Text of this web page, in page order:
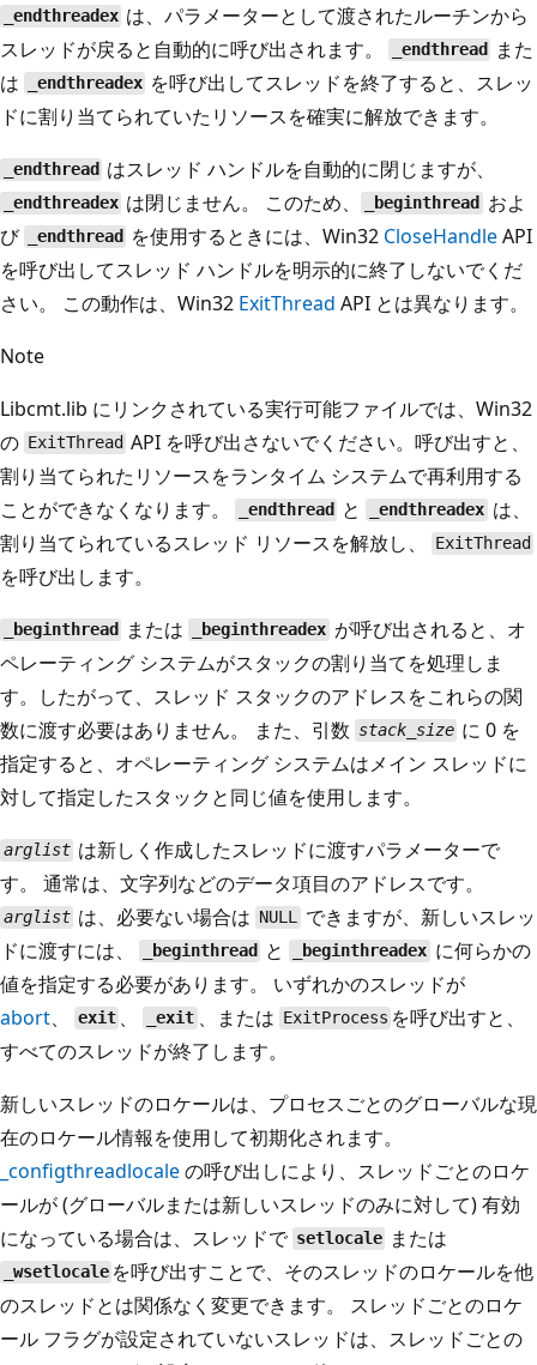
_endthreadex は、パラメーターとして渡されたルーチンから
スレッドが戻ると自動的に呼び出されます。
_endthread
また
は
_endthreadex を呼び出してスレッドを終了すると、スレッ
ドに割り当てられていたリソースを確実に解放できます。
_endthread はスレッド ハンドルを自動的に閉じますが、
_endthreadex は閉じません。 このため、 _beginthread
およ
び
_endthread を使用するときには、Win32 CloseHandleAPI
を呼び出してスレッド ハンドルを明示的に終了しないでくだ
さい。 この動作は、Win32 ExitThread API とは異なります。
Note
Libcmt.lib にリンクされている実行可能ファイルでは、Win32
の ExitThread API を呼び出さないでください。呼び出すと、
割り当てられたリソースをランタイム システムで再利用する
ことができなくなります。
_endthread と _endthreadex は、
割り当てられているスレッド リソースを解放し、
ExitThread
を呼び出します。
_beginthread または _beginthreadex が呼び出されると、オ
ペレーティング システムがスタックの割り当てを処理しま
す。したがって、スレッド スタックのアドレスをこれらの関
数に渡す必要はありません。 また、引数 stack_size に 0 を
指定すると、オペレーティング システムはメイン スレッドに
対して指定したスタックと同じ値を使用します。
arglist は新しく作成したスレッドに渡すパラメーターで
す。 通常は、文字列などのデータ項目のアドレスです。
arglist は、必要ない場合は NULLできますが、新しいスレッ
ドに渡すには、
_beginthread と _beginthreadex に何らかの
値を指定する必要があります。 いずれかのスレッドが
abort、 exit 、 _exit、または ExitProcess を呼び出すと、
すべてのスレッドが終了します。
新しいスレッドのロケールは、プロセスごとのグローバルな現
在のロケール情報を使用して初期化されます。
_configthreadlocaleの呼び出しにより、スレッドごとのロケ
ールが (グローバルまたは新しいスレッドのみに対して) 有効
になっている場合は、スレッドで setlocale または
_wsetlocale を呼び出すことで、そのスレッドのロケールを他
のスレッドとは関係なく変更できます。 スレッドごとのロケ
ール フラグが設定されていないスレッドは、スレッドごとの